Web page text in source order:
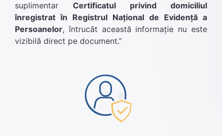
suplimentar Certificatul privind domiciliul
înregistrat în Registrul Național de Evidență a
Persoanelor, întrucât această informație nu este
vizibilă direct pe document.”